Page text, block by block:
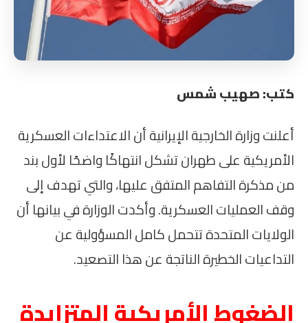
كتب: صهيب شمس
أعلنت وزارة الخارجية الإيرانية أن الاعتداءات العسكرية
الأمريكية على طهران تشكل انتهاكًا واضحًا لأول بند
من مذكرة التفاهم المتفق عليها، والتي تهدف إلى
وقف العمليات العسكرية. وأكدت الوزارة في بيانها أن
الولايات المتحدة تتحمل كامل المسؤولية عن
التداعيات الخطيرة الناتجة عن هذا التصعيد.
الضغوط الأمريكية المتزايدة